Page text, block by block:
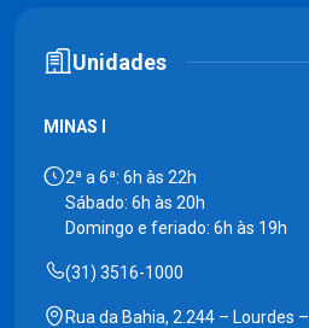
Unidades
MINAS I
2ª a 6ª: 6h às 22h
Sábado: 6h às 20h
Domingo e feriado: 6h às 19h
(31) 3516-1000
Rua da Bahia, 2.244 – Lourdes –